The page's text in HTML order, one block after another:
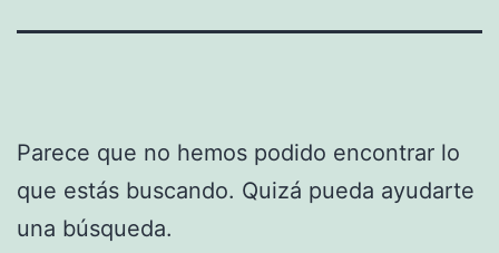
Parece que no hemos podido encontrar lo
que estás buscando. Quizá pueda ayudarte
una búsqueda.